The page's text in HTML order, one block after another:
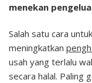
menekan
Salah satu cara
meningkatkan
usah yang terlalu
secara halal. Paling